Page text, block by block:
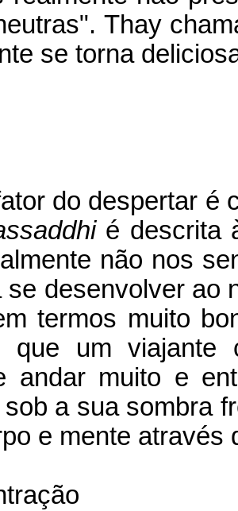
Thay
se torna
do despertar é
é descrita
não nos
se desenvolver ao
termos muito
que um
andar muito e
a sua sombra
e mente através